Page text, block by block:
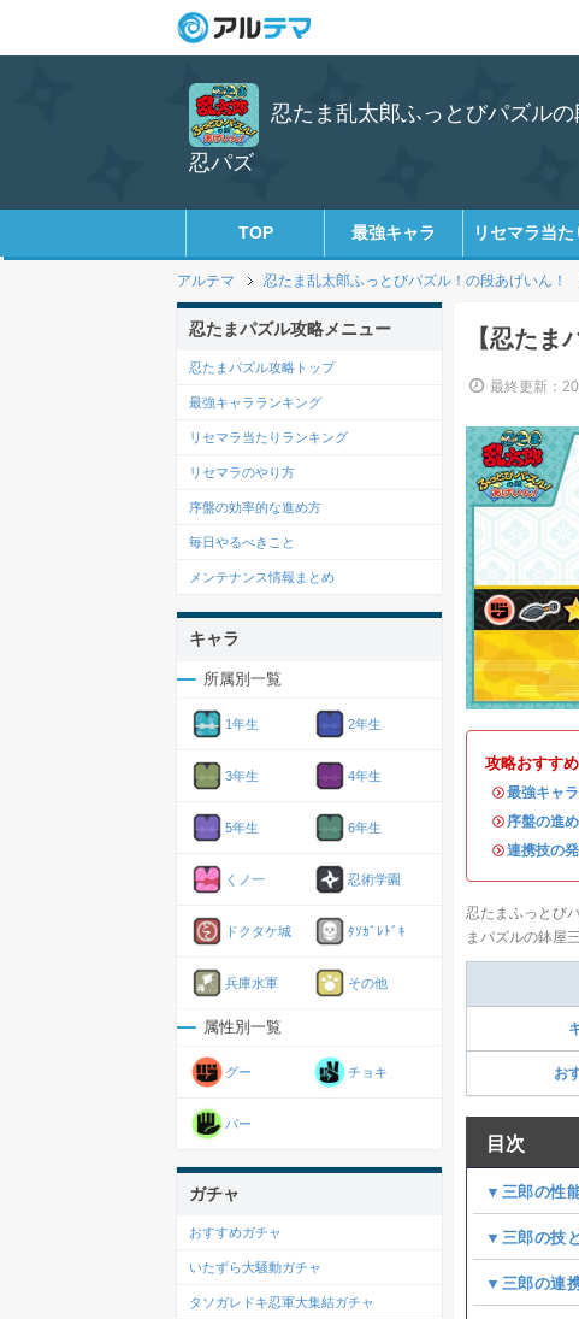
忍たま乱太郎ふっとびパズルの
忍パズ
TOP 最強キャラ リセマラ当た
アルテマ 忍たま乱太郎ふっとびパズル！の段あげいん！
【忍た
最終更新：
攻略おすす
・最強キャ
・ 序盤の進
・連携技の
忍たまふっとび
まパズルの鉢屋
お
目次
▼三郎の性
▼三郎の技
▼三郎の連
忍たまパズル攻略メニュー
忍たまパズル攻略トップ
最強キャラランキング
リセマラ当たりランキング
リセマラのやり方
序盤の効率的な進め方
毎日やるべきこと
メンテナンス情報まとめ
キャラ
所属別一覧
1年生 2年生
3年生 4年生
5年生 6年生
くノ一 忍術学園
ドクタケ城 ﾀｿｶﾞﾚﾄﾞｷ
兵庫水軍 その他
属性別一覧
グー チョキ
パー
ガチャ
おすすめガチャ
いたずら大騒動ガチャ
タソガレドキ忍軍大集結ガチャ